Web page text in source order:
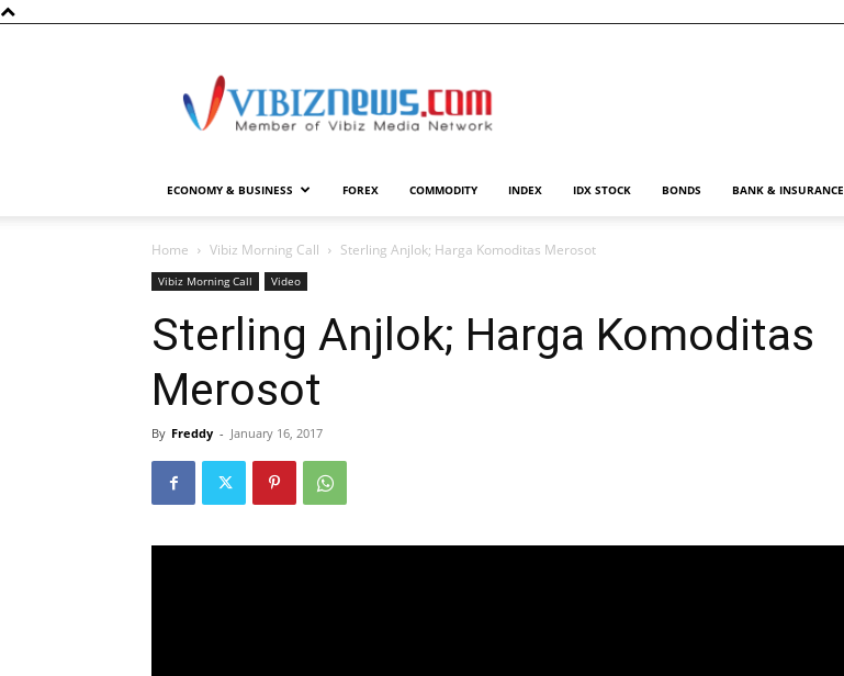
ECONOMY & BUSINESS FOREX COMMODITY INDEX IDX STOCK BONDS BANK & INSURANCE
Home Vibiz Morning Call Sterling Anjlok; Harga Komoditas Merosot
Vibiz Morning Call Video
Sterling Anjlok; Harga Komoditas
Merosot
By Freddy - January 16, 2017